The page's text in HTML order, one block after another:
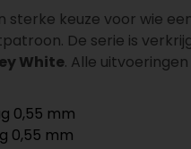
sterke keuze voor wie
De serie is
White. Alle
0,55 mm
0,55 mm